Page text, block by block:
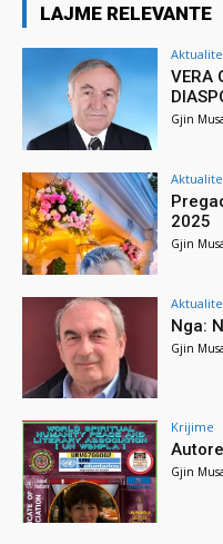
LAJME RELEVANTE
VERA
Gjin Musa
2025
Gjin Musa
Nga:
Gjin Musa
Krijime
Gjin Musa